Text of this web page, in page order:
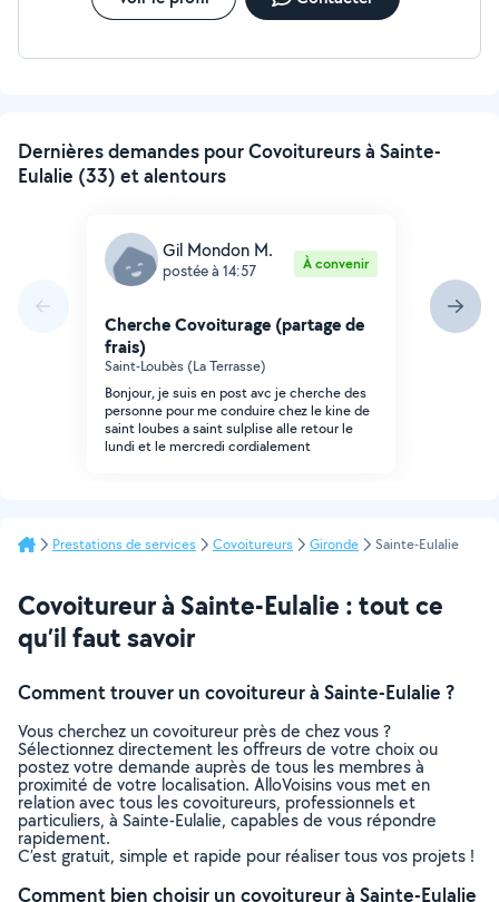
Dernières demandes pour Covoitureurs à Sainte-
Eulalie (33) et alentours
Gil Mondon M.
postée à 14:57 À convenir
Cherche Covoiturage (partage de
frais)
Saint-Loubès (La Terrasse)
Bonjour, je suis en post avc je cherche des
personne pour me conduire chez le kine de
saint loubes a saint sulplise alle retour le
lundi et le mercredi cordialement
Prestations de services Covoitureurs Gironde Sainte-Eulalie
Covoitureur à Sainte-Eulalie : tout ce
qu’il faut savoir
Comment trouver un covoitureur à Sainte-Eulalie ?
Vous cherchez un covoitureur près de chez vous ?
Sélectionnez directement les offreurs de votre choix ou
postez votre demande auprès de tous les membres à
proximité de votre localisation. AlloVoisins vous met en
relation avec tous les covoitureurs, professionnels et
particuliers, à Sainte-Eulalie, capables de vous répondre
rapidement.
C’est gratuit, simple et rapide pour réaliser tous vos projets !
Comment bien choisir un covoitureur à Sainte-Eulalie